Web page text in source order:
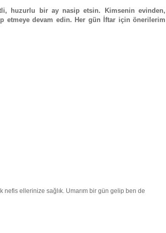
huzurlu bir ay nasip etsin. Kimsenin evinden,
etmeye devam edin. Her gün İftar için önerilerim
nefis ellerinize sağlık. Umarım bir gün gelip ben de